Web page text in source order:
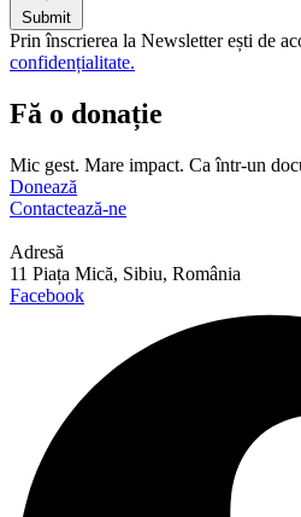
Submit
Prin înscrierea la Newsletter ești de
confidențialitate.
Fă o donație
Mic gest. Mare impact. Ca într-un
Donează
Contactează-ne
Adresă
11 Piața Mică, Sibiu, România
Facebook